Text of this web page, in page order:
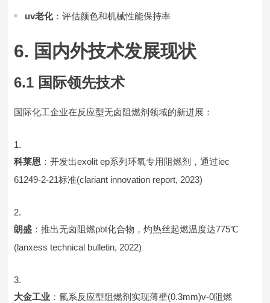
uv老化：评估颜色和机械性能保持率
6. 国内外技术发展现状
6.1 国际领先技术
国际化工企业在反应型无卤阻燃剂领域的新进展：
科莱恩 ：开发出exolit ep系列环氧专用阻燃剂，通过iec
61249-2-21标准(clariant innovation report, 2023)
朗盛 ：推出无卤阻燃pbt化合物，灼热丝起燃温度达775℃
(lanxess technical bulletin, 2022)
大金工业 ：氟系反应型阻燃剂实现薄壁(0.3mm)v-0阻燃